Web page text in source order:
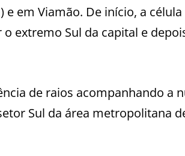
em Viamão. De início, a
extremo Sul da capital e
de raios acompanhando a
Sul da área metropolitana